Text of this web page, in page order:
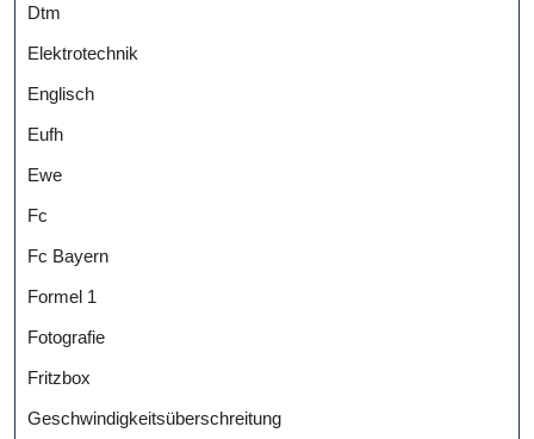
Dtm
Elektrotechnik
Englisch
Eufh
Ewe
Fc
Fc Bayern
Formel 1
Fotografie
Fritzbox
Geschwindigkeitsüberschreitung